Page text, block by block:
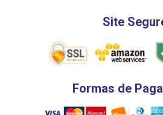
Site
Formas de